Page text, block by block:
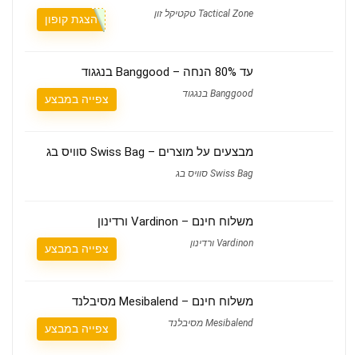
Tactical Zone טקטיקל זון הצגת קופון
עד 80% הנחה – Banggood בנגגוד
Banggood בנגגוד צפייה במבצע
מבצעים על מוצרים – Swiss Bag סוויס בג
Swiss Bag סוויס בג
משלוח חינם – Vardinon ורדינון
Vardinon ורדינון צפייה במבצע
משלוח חינם – Mesibalend מסיבלנד
Mesibalend מסיבלנד צפייה במבצע